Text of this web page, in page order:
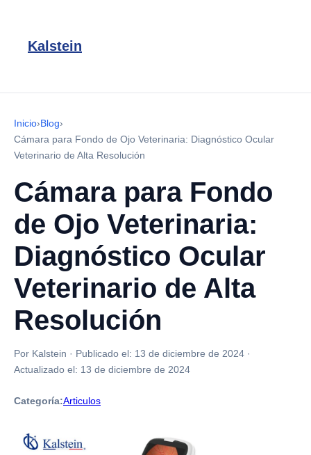
Kalstein
Inicio›Blog›
Cámara para Fondo de Ojo Veterinaria: Diagnóstico Ocular
Veterinario de Alta Resolución
Cámara para Fondo
de Ojo Veterinaria:
Diagnóstico Ocular
Veterinario de Alta
Resolución
Por Kalstein · Publicado el: 13 de diciembre de 2024 ·
Actualizado el: 13 de diciembre de 2024
Categoría:Articulos